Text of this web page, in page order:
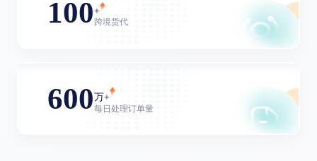
100+
跨境货代
600万+
每日处理订单量